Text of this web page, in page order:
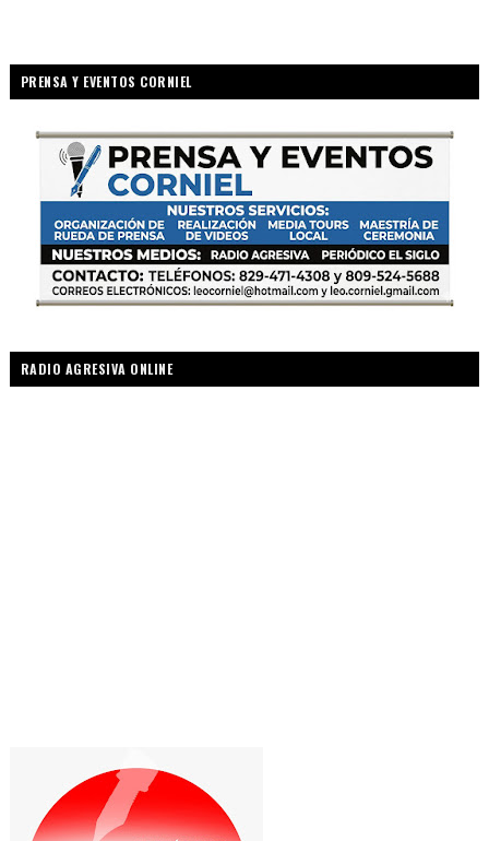
PRENSA Y EVENTOS CORNIEL
RADIO AGRESIVA ONLINE